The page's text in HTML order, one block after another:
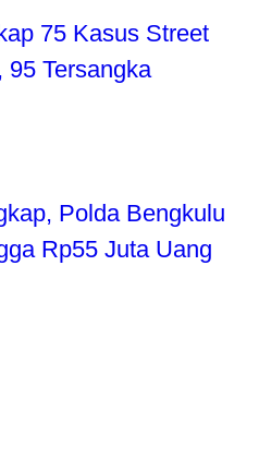
75 Kasus Street
95 Tersangka
Polda Bengkulu
Rp55 Juta Uang